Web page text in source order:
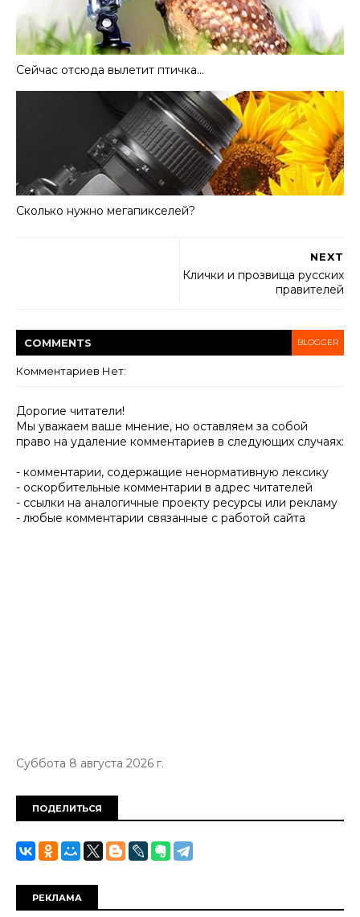
Сейчас отсюда вылетит птичка…
Сколько нужно мегапикселей?
NEXT
Клички и прозвища русских
правителей
COMMENTS BLOGGER
Комментариев Нет:
Дорогие читатели!
Мы уважаем ваше мнение, но оставляем за собой
право на удаление комментариев в следующих случаях:
- комментарии, содержащие ненормативную лексику
- оскорбительные комментарии в адрес читателей
- ссылки на аналогичные проекту ресурсы или рекламу
- любые комментарии связанные с работой сайта
Суббота 8 августа 2026 г.
ПОДЕЛИТЬСЯ
РЕКЛАМА